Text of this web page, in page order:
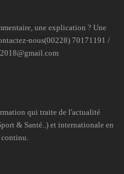
une explication ? Une
nous(00228) 70171191 /
qui traite de l'actualité
& Santé..) et internationale en
continu.